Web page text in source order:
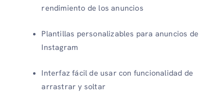
rendimiento de los anuncios
Plantillas personalizables para anuncios de
Instagram
Interfaz fácil de usar con funcionalidad de
arrastrar y soltar